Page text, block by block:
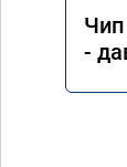
Чип
-